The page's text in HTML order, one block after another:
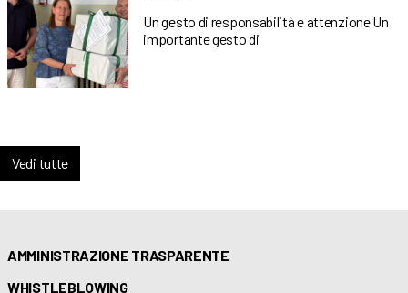
Un gesto di responsabilità e attenzione Un
importante gesto di
Vedi tutte
AMMINISTRAZIONE TRASPARENTE
WHISTLEBLOWING